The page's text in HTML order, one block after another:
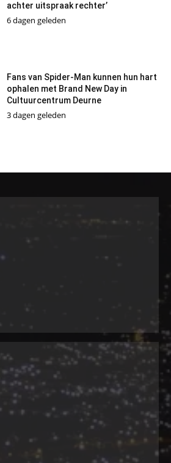
achter uitspraak rechter’
6 dagen geleden
Fans van Spider-Man kunnen hun hart
ophalen met Brand New Day in
Cultuurcentrum Deurne
3 dagen geleden